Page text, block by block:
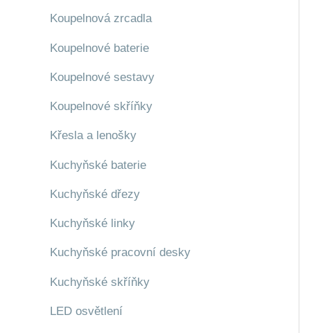
Koupelnová zrcadla
Koupelnové baterie
Koupelnové sestavy
Koupelnové skříňky
Křesla a lenošky
Kuchyňské baterie
Kuchyňské dřezy
Kuchyňské linky
Kuchyňské pracovní desky
Kuchyňské skříňky
LED osvětlení